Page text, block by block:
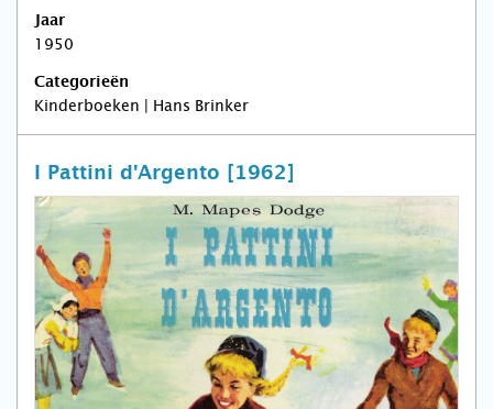
Jaar
1950
Categorieën
Kinderboeken | Hans Brinker
I Pattini d'Argento [1962]